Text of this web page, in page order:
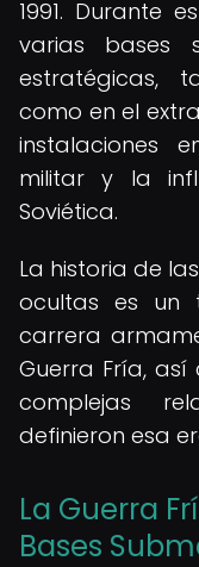
1991. Durante
varias bases
estratégicas,
como en el
instalaciones
militar y la
Soviética.
La historia de
ocultas es un
carrera
Guerra Fría,
complejas
definieron esa
La Guerra
Bases